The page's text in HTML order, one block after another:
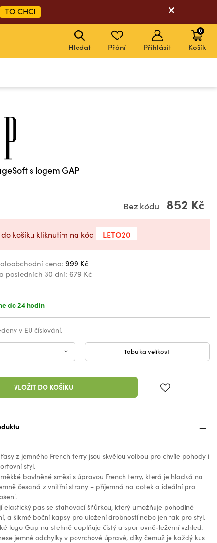
TO CHCI
Hledat Přání Přihlásit Košík
0
s logem GAP
Bez kódu 852 Kč
do košíku kliknutím na kód LETO20
cena: 999 Kč
posledních 30 dní: 679 Kč
do 24 hodin
v EU číslování.
Tabulka velikostí
VLOŽIT DO KOŠÍKU
z jemného French terry jsou skvělou volbou pro chvíle pohody i
styl.
bavlněné směsi s úpravou French terry, která je hladká na
česaná z vnitřní strany – příjemná na dotek a ideální pro
elastický pas se stahovací šňůrkou, který umožňuje pohodlné
a šikmé boční kapsy pro uložení drobností nebo jen tak pro styl.
logo Gap na stehně doplňuje čistý a sportovně-ležérní vzhled.
jemné odchylky v povrchové úpravě, díky čemuž je každý kus